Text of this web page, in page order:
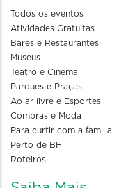
Todos os eventos
Atividades Gratuitas
Bares e Restaurantes
Museus
Teatro e Cinema
Parques e Praças
Ao ar livre e Esportes
Compras e Moda
Para curtir com a familia
Perto de BH
Roteiros